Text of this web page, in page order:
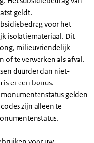
geldt.
voor het
isolatiemateriaal. Dit
milieuvriendelijk
of te verwerken als afval.
duurder dan niet-
er een bonus.
gelden
zijn alleen te